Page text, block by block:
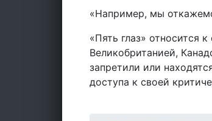
«Например, мы
«Пять глаз»
Великобританией,
запретили или
доступа к своей